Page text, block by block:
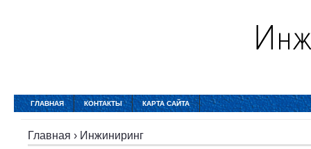
ГЛАВНАЯ КОНТАКТЫ КАРТА САЙТА
Главная › Инжиниринг